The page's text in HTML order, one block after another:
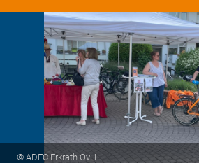
© ADFC Erkrath OvH